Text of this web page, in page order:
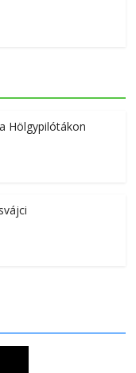
Hölgypilótákon